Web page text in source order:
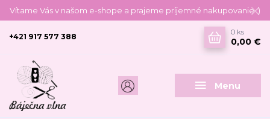
Vítame Vás v našom e-shope a prajeme príjemné nakupovanie :)
Menu
+421 917 577 388
0 ks
0,00 €